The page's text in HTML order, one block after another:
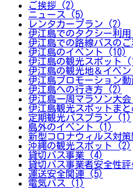
ご挨拶 (2)
ニュース (5)
レンタカープラン (2)
伊江島でのタクシー利
伊江島での路線バスの
伊江島のイベント (10)
伊江島の観光スポット
伊江島の観光地＆イベ
伊江島プロモーション
伊江島への行き方 (2)
伊江島一周マラソン大
伊江島観光スポットま
定期観光バスプラン (1)
島外のイベント (1)
新型コロナウィルス対
沖縄の観光スポット (2)
貸切バス事業 (4)
貸切バス事業者安全性
運送安全関連 (5)
電気バス (1)